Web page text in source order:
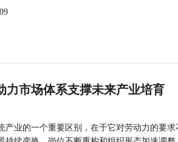
力市场体系支撑未来产业培育
产业的一个重要区别，在于它对劳动力的要